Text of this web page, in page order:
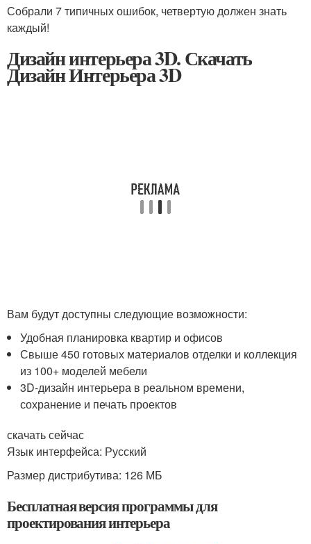
Собрали 7 типичных ошибок, четвертую должен знать
каждый!
Дизайн интерьера 3D. Скачать
Дизайн Интерьера 3D
Вам будут доступны следующие возможности:
Удобная планировка квартир и офисов
Свыше 450 готовых материалов отделки и коллекция
из 100+ моделей мебели
3D-дизайн интерьера в реальном времени,
сохранение и печать проектов
скачать сейчас
Язык интерфейса: Русский
Размер дистрибутива: 126 МБ
Бесплатная версия программы для
проектирования интерьера